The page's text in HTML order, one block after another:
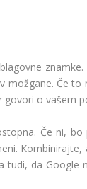
Če to
govori o vašem
Če ni,
da Google